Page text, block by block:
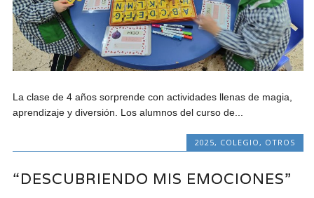
La clase de 4 años sorprende con actividades llenas de magia,
aprendizaje y diversión. Los alumnos del curso de...
2025, COLEGIO , OTROS
“DESCUBRIENDO MIS EMOCIONES”